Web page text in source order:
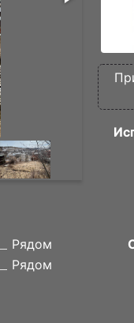
Рядом
Рядом